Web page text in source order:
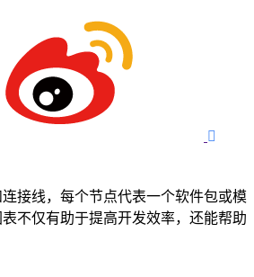

接线，每个节点代表一个软件包或模
不仅有助于提高开发效率，还能帮助